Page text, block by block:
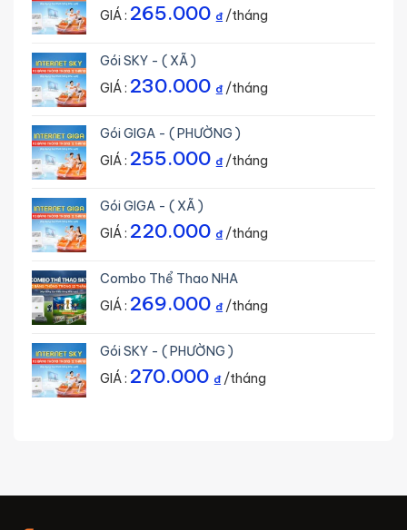
GIÁ : 265.000 ₫/tháng
Gói SKY - ( XÃ )
GIÁ : 230.000 ₫/tháng
Gói GIGA - ( PHƯỜNG )
GIÁ : 255.000 ₫/tháng
Gói GIGA - ( XÃ )
GIÁ : 220.000 ₫/tháng
Combo Thể Thao NHA
GIÁ : 269.000 ₫/tháng
Gói SKY - ( PHƯỜNG )
GIÁ : 270.000 ₫/tháng